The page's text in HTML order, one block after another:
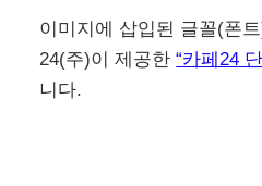
이미지에 삽입된 글꼴(폰
24(주)이 제공한“카페24
니다.